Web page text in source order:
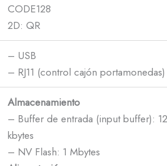
CODE128
2D: QR
– USB
– RJ11 (control cajón portamonedas)
Almacenamiento
– Buffer de entrada (input buffer):
kbytes
– NV Flash: 1 Mbytes